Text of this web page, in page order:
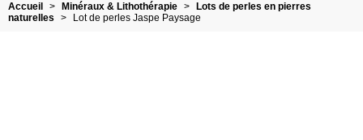
Accueil > Minéraux & Lithothérapie >
Lots de perles en pierres
naturelles
> Lot de perles Jaspe Paysage